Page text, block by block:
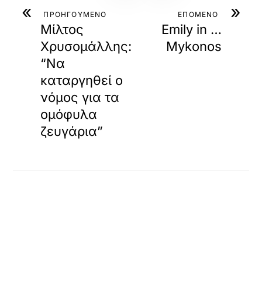
« ΠΡΟΗΓΟΥΜΕΝΟ
Μίλτος
Χρυσομάλλης:
“Να
καταργηθεί ο
νόμος για τα
ομόφυλα
ζευγάρια”
»
ΕΠΟΜΕΝΟ
Emily in …
Mykonos